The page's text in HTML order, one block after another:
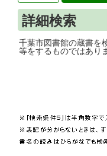
詳細検索
千葉市図書館
等をするものではあり